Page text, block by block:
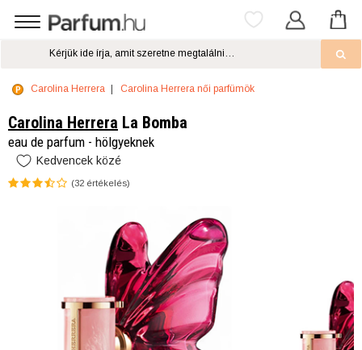
Carolina Herrera Carolina Herrera női parfümök
Carolina Herrera La Bomba
eau de parfum - hölgyeknek
Kedvencek közé
(32 értékelés)